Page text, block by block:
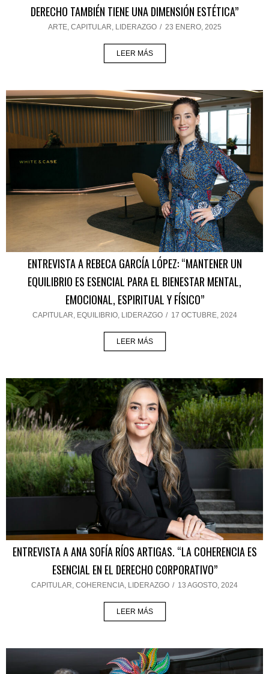
DERECHO TAMBIÉN TIENE UNA DIMENSIÓN ESTÉTICA”
ARTE, CAPITULAR, LIDERAZGO / 23 ENERO, 2025
LEER MÁS
ENTREVISTA A REBECA GARCÍA LÓPEZ: “MANTENER UN
EQUILIBRIO ES ESENCIAL PARA EL BIENESTAR MENTAL,
EMOCIONAL, ESPIRITUAL Y FÍSICO”
CAPITULAR, EQUILIBRIO, LIDERAZGO / 17 OCTUBRE, 2024
LEER MÁS
ENTREVISTA A ANA SOFÍA RÍOS ARTIGAS. “LA COHERENCIA ES
ESENCIAL EN EL DERECHO CORPORATIVO”
CAPITULAR, COHERENCIA, LIDERAZGO / 13 AGOSTO, 2024
LEER MÁS